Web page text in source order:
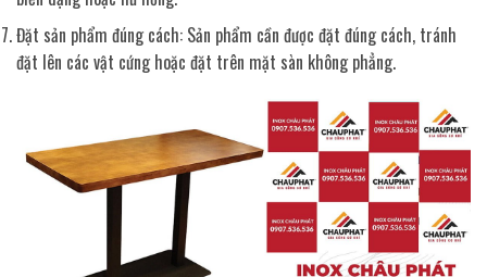
Đặt sản phẩm đúng cách: Sản phẩm cần được đặt đúng cách, tránh
đặt lên các vật cứng hoặc đặt trên mặt sàn không phẳng.